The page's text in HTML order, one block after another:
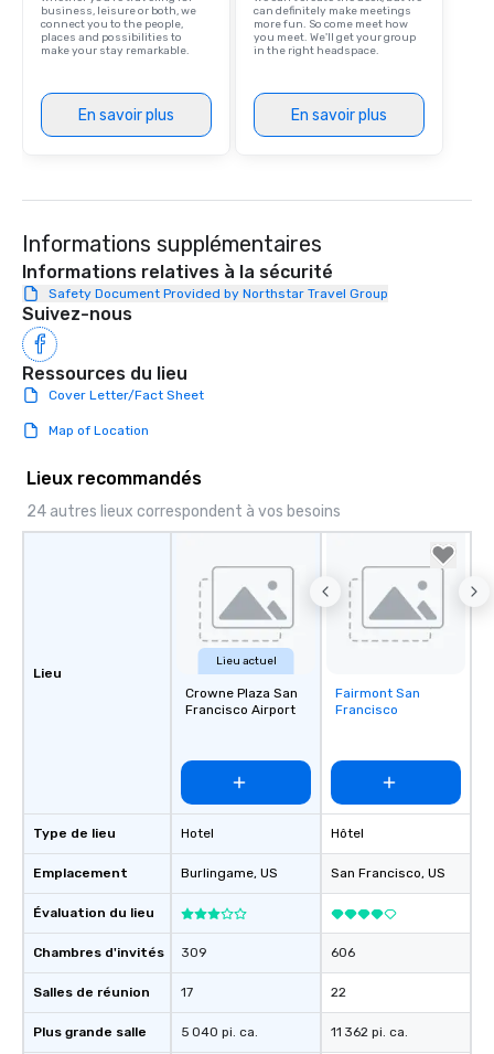
with Hans Zimmer’s first violinist, Dua
Lipa’s cellist, and frequently performs
with Cindy Lauper’s keyboard player.
Spotify and has co-directed and
starred in several music videos,
which peaked at #1 in the Apple TV
Documentaries category. “Nothing
short of spectacular” - Valerie
Inquire for other options as well (duo,
trio, sax, drummer, DJ, etc)
business, leisure or both, we
connect you to the people,
places and possibilities to
make your stay remarkable.
En savoir plus
can definitely make meetings
more fun. So come meet how
you meet. We'll get your group
in the right headspace.
En savoir plus
Informations supplémentaires
Informations relatives à la sécurité
Safety Document Provided by Northstar Travel Group
Suivez-nous
Ressources du lieu
Cover Letter/Fact Sheet
Map of Location
Lieux recommandés
24 autres lieux correspondent à vos besoins
Lieu
Type de lieu
Emplacement
Évaluation du lieu
Chambres d'invités
Salles de réunion
Plus grande salle
Lieu actuel
Crowne Plaza San
Francisco Airport
Hotel
Burlingame, US
309
17
5 040 pi. ca.
Removed from
favorites
Fairmont San
Francisco
Hôtel
San Francisco, US
606
22
11 362 pi. ca.